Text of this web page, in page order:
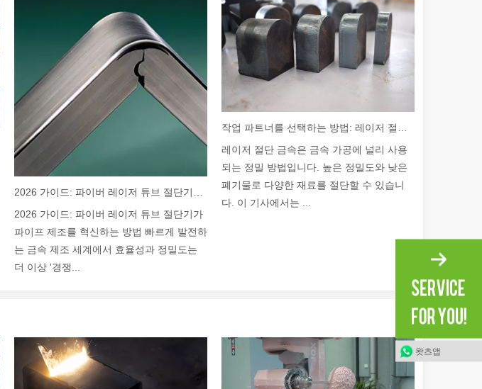
2026 가이드: 파이버 레이저 튜브 절단기가
파이프 제조를 혁신하는 방법 빠르게 발전하
는 금속 제조 세계에서 효율성과 정밀도는
더 이상 '경쟁...
작업 파트너를 선택하는 방법: 레이저 절단기
레이저 절단 금속은 금속 가공에 널리 사용
되는 정밀 방법입니다. 높은 정밀도와 낮은
폐기물로 다양한 재료를 절단할 수 있습니
다. 이 기사에서는 ...
왓츠앱